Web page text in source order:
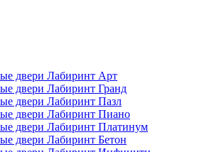
двери Лабиринт Арт
двери Лабиринт Гранд
двери Лабиринт Пазл
двери Лабиринт Пиано
двери Лабиринт Платинум
двери Лабиринт Бетон